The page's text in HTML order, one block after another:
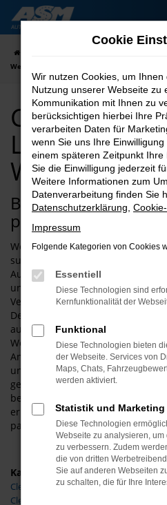
Zum
Hauptinhalt
Wernigerode
Clever
Lieferservice
Wernigerode
Bei uns finden Sie
passenden Clever
Wenn Sie einen Clever für
suchen, sind wir jederzeit gerne
Autoservice Meißner existiert seit
und der Umgebung verwurzelt.
Verkehrsanbindung und der
Deutschlands erreichen Sie uns
aus anderen Orten. Sie werden
Wernigerode zu uns und zu
Angebote an Fahrzeugen von
unser Unternehmen ist die
genau nach und hören Ihnen
bedeutet bei uns, dass Sie exakt
erhalten, das zu Ihnen und Ihrer
passt – ohne Kompromisse.
Kategorie
Clever Neuwagen Wernigerode
Clever Gebrauchtwagen Wernigerode
Cookie
Wir nutzen Cookies, um
Nutzung unserer Webseite zu
Kommunikation mit Ihnen zu
berücksichtigen hierbei Ihre
verarbeiten Daten für
wenn Sie uns Ihre
einem späteren Zeitpunkt
Sie die Einwilligung jederzeit
Weitere Informationen zum
Datenverarbeitung finden Sie
Datenschutzerklärung
Impressum
Folgende Kategorien von Cookies
Essentiell
Diese Technologien sind
Kernfunktionalität der
Funktional
Diese Technologien bieten
der Webseite. Services von
Maps, Chats,
werden aktiviert.
Statistik und Marketing
Diese Technologien
Webseite zu analysieren,
zu verbessern. Zudem
die von dritten
Sie auf anderen Webseiten
zu schalten, die für Ihre